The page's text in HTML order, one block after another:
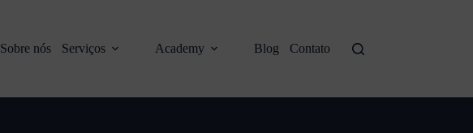
Sobre nós Serviços Academy Blog Contato